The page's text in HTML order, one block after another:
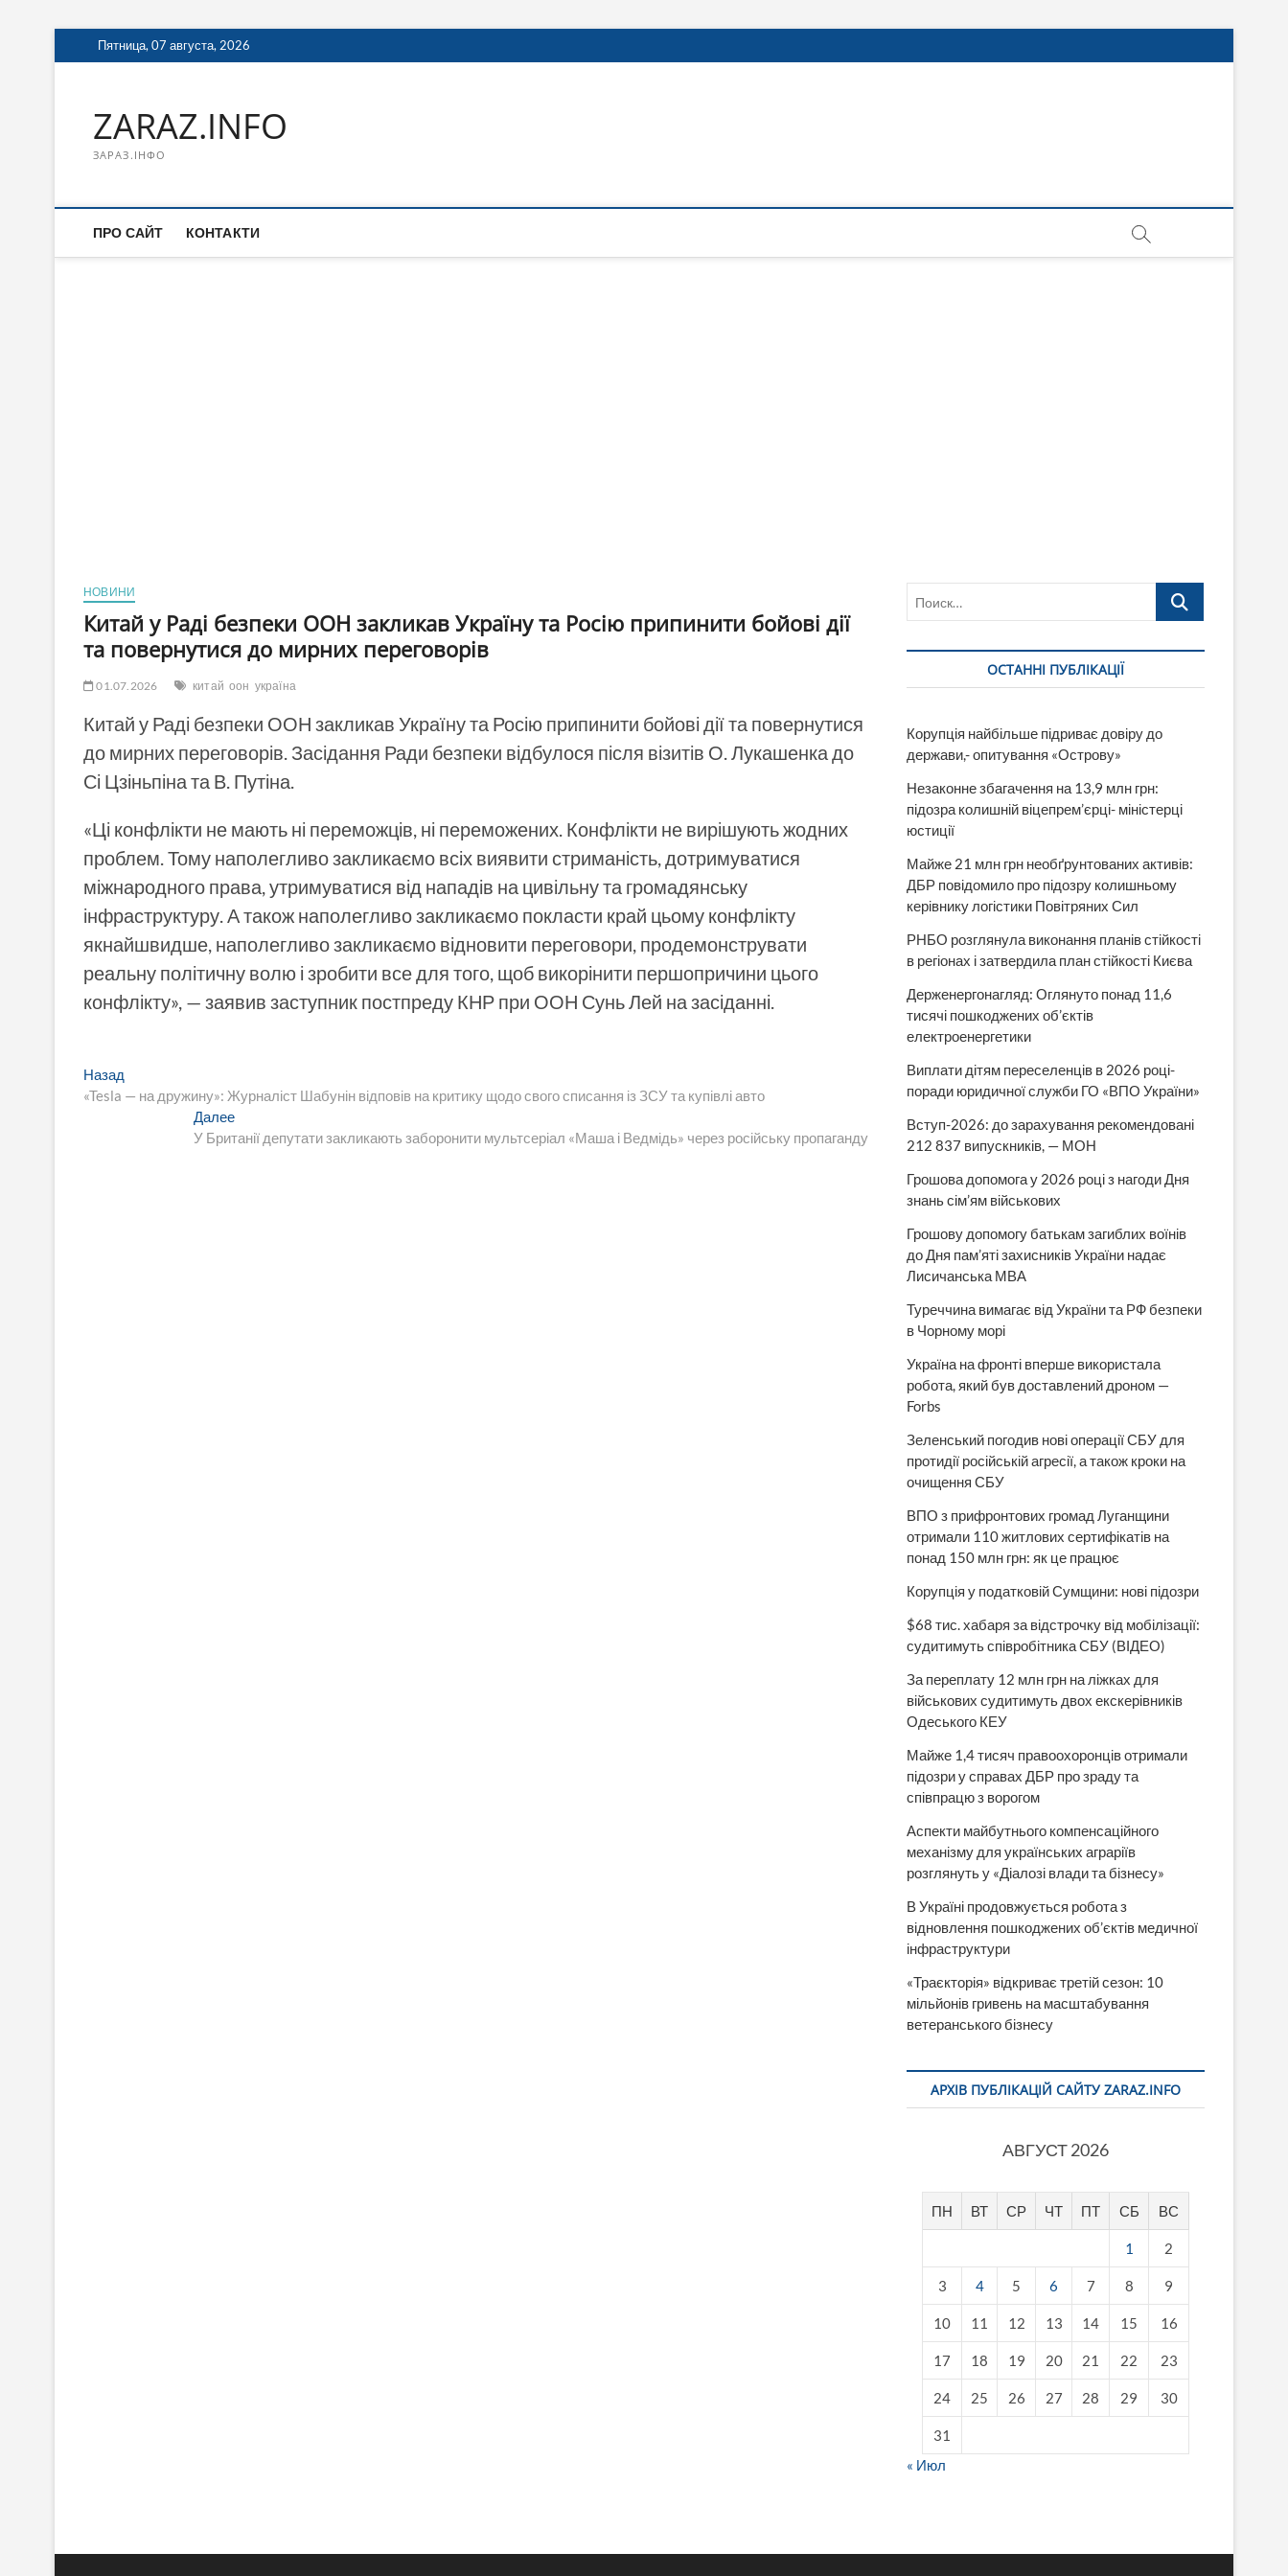
Перейти
к
Пятница, 07 августа, 2026
ZARAZ.INFO
ЗАРАЗ.ІНФО
ПРО САЙТ КОНТАКТИ
НОВИНИ
Китай у Раді безпеки ООН закликав Україну та Росію припинити бойові дії
та повернутися до мирних переговорів
01.07.2026 китай оон україна
Китай у Раді безпеки ООН закликав Україну та Росію припинити бойові дії та повернутися
до мирних переговорів. Засідання Ради безпеки відбулося після візитів О. Лукашенка до
Сі Цзіньпіна та В. Путіна.
«Ці конфлікти не мають ні переможців, ні переможених. Конфлікти не вирішують жодних
проблем. Тому наполегливо закликаємо всіх виявити стриманість, дотримуватися
міжнародного права, утримуватися від нападів на цивільну та громадянську
інфраструктуру. А також наполегливо закликаємо покласти край цьому конфлікту
якнайшвидше, наполегливо закликаємо відновити переговори, продемонструвати
реальну політичну волю і зробити все для того, щоб викорінити першопричини цього
конфлікту», — заявив заступник постпреду КНР при ООН Сунь Лей на засіданні.
Навигация
по
Назад
запись:
«Tesla — на дружину»: Журналіст Шабунін відповів на критику щодо свого списання із ЗСУ та купівлі авто
ДалееСледующая
запись:
У Британії депутати закликають заборонити мультсеріал «Маша і Ведмідь» через російську пропаганду
Поиск…
ОСТАННІ ПУБЛІКАЦІЇ
Корупція найбільше підриває довіру до
держави,- опитування «Острову»
Незаконне збагачення на 13,9 млн грн:
підозра колишній віцепрем’єрці- міністерці
юстиції
Майже 21 млн грн необґрунтованих активів:
ДБР повідомило про підозру колишньому
керівнику логістики Повітряних Сил
РНБО розглянула виконання планів стійкості
в регіонах і затвердила план стійкості Києва
Держенергонагляд: Оглянуто понад 11,6
тисячі пошкоджених об’єктів
електроенергетики
Виплати дітям переселенців в 2026 році-
поради юридичної служби ГО «ВПО України»
Вступ-2026: до зарахування рекомендовані
212 837 випускників, — МОН
Грошова допомога у 2026 році з нагоди Дня
знань сім’ям військових
Грошову допомогу батькам загиблих воїнів
до Дня пам’яті захисників України надає
Лисичанська МВА
Туреччина вимагає від України та РФ безпеки
в Чорному морі
Україна на фронті вперше використала
робота, який був доставлений дроном —
Forbs
Зеленський погодив нові операції СБУ для
протидії російській агресії, а також кроки на
очищення СБУ
ВПО з прифронтових громад Луганщини
отримали 110 житлових сертифікатів на
понад 150 млн грн: як це працює
Корупція у податковій Сумщини: нові підозри
$68 тис. хабаря за відстрочку від мобілізації:
судитимуть співробітника СБУ (ВІДЕО)
За переплату 12 млн грн на ліжках для
військових судитимуть двох екскерівників
Одеського КЕУ
Майже 1,4 тисяч правоохоронців отримали
підозри у справах ДБР про зраду та
співпрацю з ворогом
Аспекти майбутнього компенсаційного
механізму для українських аграріїв
розглянуть у «Діалозі влади та бізнесу»
В Україні продовжується робота з
відновлення пошкоджених об’єктів медичної
інфраструктури
«Траєкторія» відкриває третій сезон: 10
мільйонів гривень на масштабування
ветеранського бізнесу
АРХІВ ПУБЛІКАЦІЙ САЙТУ ZARAZ.INFO
АВГУСТ 2026
ПН ВТ СР ЧТ ПТ СБ ВС
1 2
3 4 5 6 7 8 9
10 11 12 13 14 15 16
17 18 19 20 21 22 23
24 25 26 27 28 29 30
31
« Июл